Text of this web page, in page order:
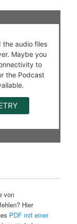
von
Hier
PDF mit einer